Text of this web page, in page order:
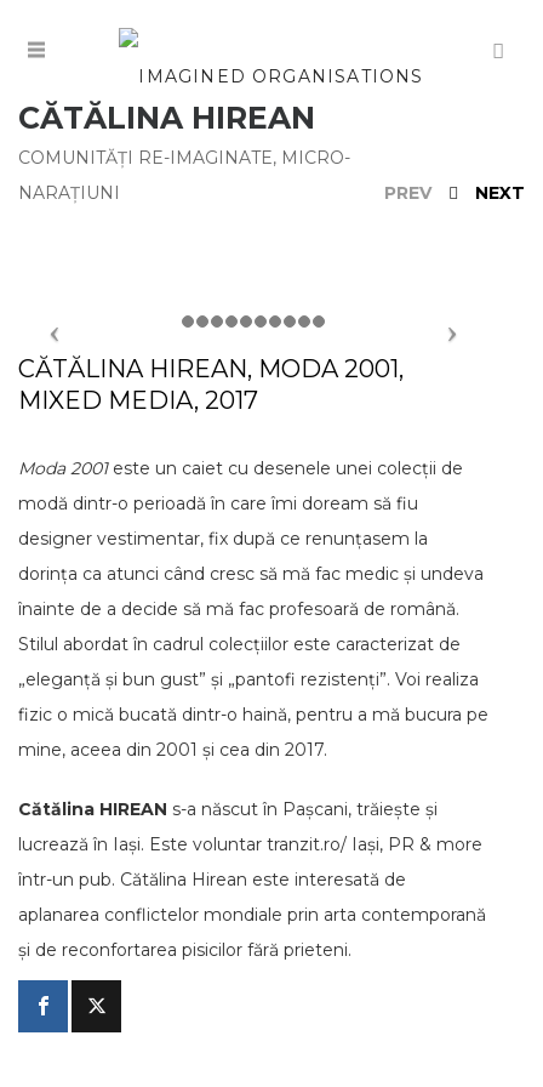
CĂTĂLINA HIREAN
COMUNITĂȚI RE-IMAGINATE, MICRO-
NARAȚIUNI
PREV NEXT
CĂTĂLINA HIREAN, MODA 2001,
MIXED MEDIA, 2017
Moda 2001este un caiet cu desenele unei colecții de
modă dintr-o perioadă în care îmi doream să fiu
designer vestimentar, fix după ce renunțasem la
dorința ca atunci când cresc să mă fac medic și undeva
înainte de a decide să mă fac profesoară de română.
Stilul abordat în cadrul colecțiilor este caracterizat de
„eleganță și bun gust” și „pantofi rezistenți”. Voi realiza
fizic o mică bucată dintr-o haină, pentru a mă bucura pe
mine, aceea din 2001 și cea din 2017.
Cătălina HIREAN s-a născut în Pașcani, trăiește și
lucrează în Iași. Este voluntar tranzit.ro/ Iași, PR & more
într-un pub. Cătălina Hirean este interesată de
aplanarea conflictelor mondiale prin arta contemporană
și de reconfortarea pisicilor fără prieteni.